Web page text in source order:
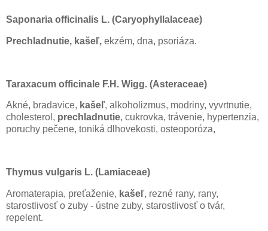
Saponaria officinalis L. (Caryophyllalaceae)
Prechladnutie, kašeľ, ekzém, dna, psoriáza.
Taraxacum officinale F.H. Wigg. (Asteraceae)
Akné, bradavice, kašeľ, alkoholizmus, modriny, vyvrtnutie,
cholesterol, prechladnutie, cukrovka, trávenie, hypertenzia,
poruchy pečene, toniká dlhovekosti, osteoporóza,
Thymus vulgaris L. (Lamiaceae)
Aromaterapia, preťaženie, kašeľ, rezné rany, rany,
starostlivosť o zuby - ústne zuby, starostlivosť o tvár,
repelent.